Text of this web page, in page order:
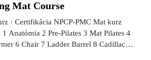
Mat Course
· Certifikácia NPCP-PMC Mat kurz
Anatómia 2 Pre-Pilates 3 Mat Pilates 4
6 Chair 7 Ladder Barrel 8 Cadillac